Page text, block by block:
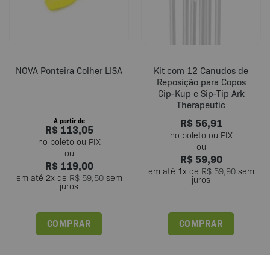
página
produto
NOVA Ponteira Colher LISA
A partir de
R$113,05
R$119,00
em até 2x de R$59,50sem
juros
COMPRAR
Este
Kit com 12 Canudos de
Reposição para Copos
Cip-Kup e Sip-Tip Ark
Therapeutic
R$56,91
R$59,90
em até 1x de R$59,90sem
juros
COMPRAR